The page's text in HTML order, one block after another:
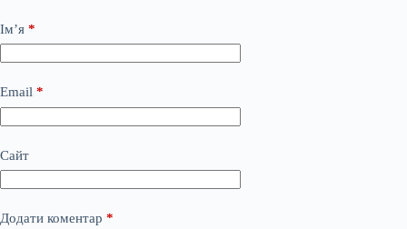
Ім’я *
Email *
Сайт
Додати коментар *